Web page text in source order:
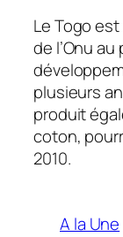
Le Togo
de l’Onu
plusieurs
produit
coton,
2010.
A la Une